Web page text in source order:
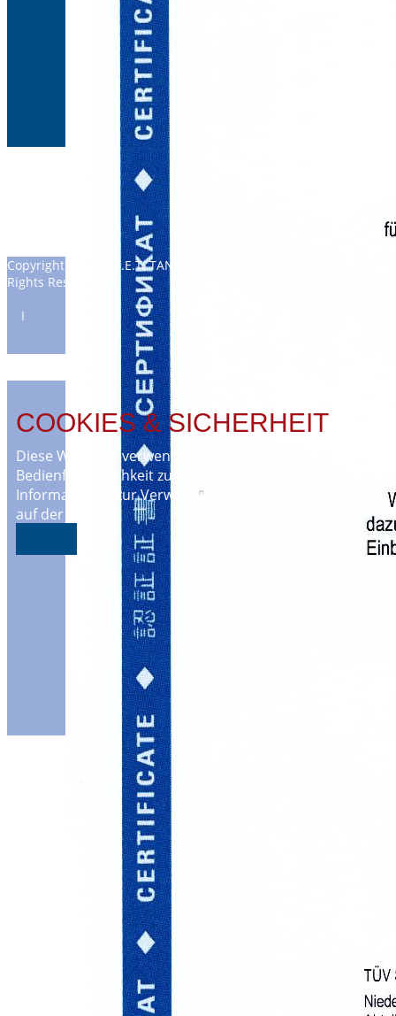
Copyright © 2024 T.E.T. TANK– und ENERGIETECHNIK GMBH. All
Rights Reserved.
Ι
COOKIES & SICHERHEIT
Diese Webseite verwendet Cookies, um die
Bedienfreundlichkeit zu erhöhen. Weitere
Informationen zur Verwendung von Cookies finden Sie
auf der Seite